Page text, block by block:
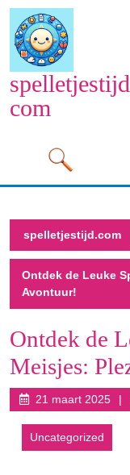
Naar
inhoud
gaan
com
spelletjestijd.com
Ontdek de Leuke
Avontuur!
Ontdek de
Meisjes:
21 maart 202521
Uncategorized